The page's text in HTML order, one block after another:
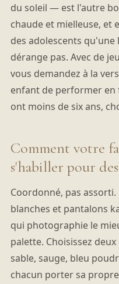
du soleil — est l'autre
chaude et mielleuse, et
des adolescents
dérange pas. Avec de
vous demandez à la
enfant de performer en
ont moins de six ans,
Comment votre
s'habiller pour
Coordonné, pas
blanches et pantalons
qui photographie le
palette. Choisissez
sable, sauge, bleu
chacun porter sa